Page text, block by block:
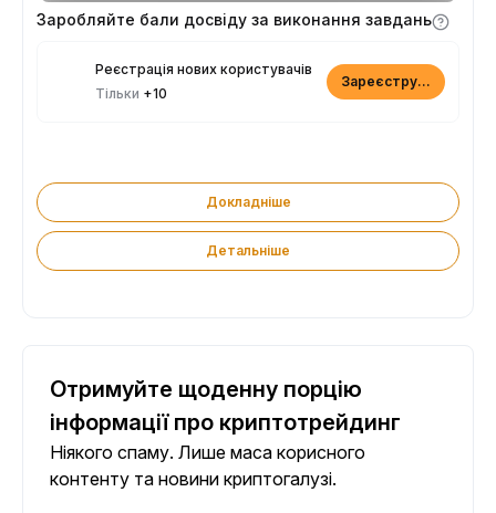
Заробляйте бали досвіду за виконання завдань
Реєстрація нових користувачів
Тільки +10
Зареєструватися
Докладніше
Детальніше
Отримуйте щоденну порцію
інформації про криптотрейдинг
Ніякого спаму. Лише маса корисного
контенту та новини криптогалузі.